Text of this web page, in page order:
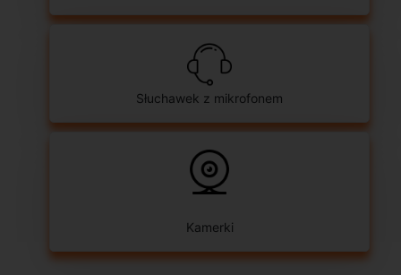
Słuchawek z mikrofonem
Kamerki